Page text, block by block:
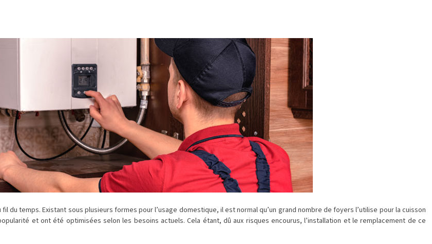
du temps. Existant sous plusieurs formes pour l’usage domestique, il est normal qu’un grand nombre de foyers l’utilise pour la cuisson
et ont été optimisées selon les besoins actuels. Cela étant, dû aux risques encourus, l’installation et le remplacement de ce